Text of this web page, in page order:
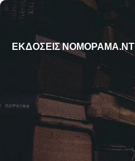
ΕΚΔΟΣΕΙΣ ΝΟΜΟΡΑΜΑ.ΝΤ